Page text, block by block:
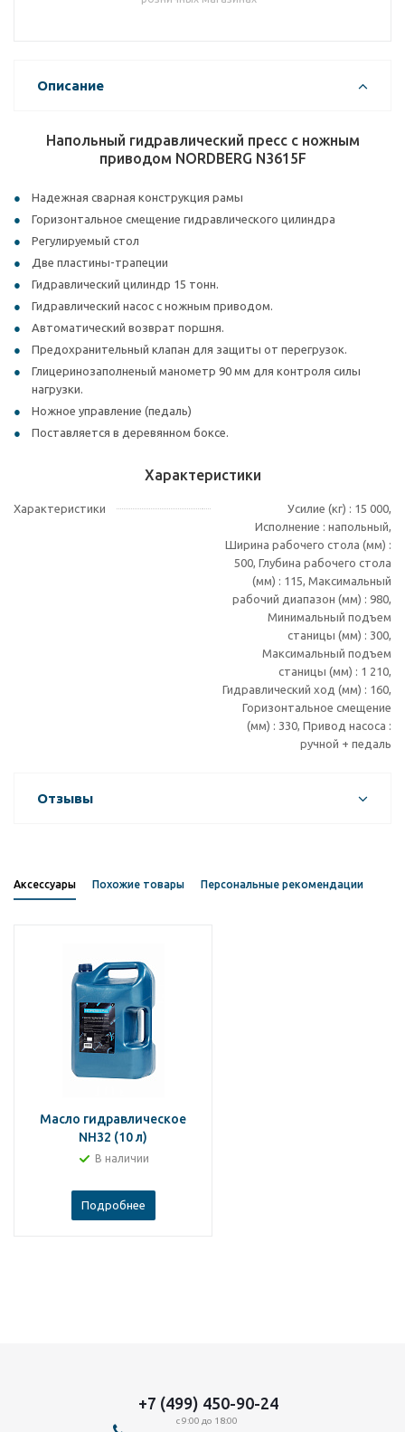
Описание
Напольный гидравлический пресс с ножным
приводом NORDBERG N3615F
Надежная сварная конструкция рамы
Горизонтальное смещение гидравлического цилиндра
Регулируемый стол
Две пластины-трапеции
Гидравлический цилиндр 15 тонн.
Гидравлический насос с ножным приводом.
Автоматический возврат поршня.
Предохранительный клапан для защиты от перегрузок.
Глицеринозаполненый манометр 90 мм для контроля силы
нагрузки.
Ножное управление (педаль)
Поставляется в деревянном боксе.
Характеристики
Характеристики
Усилие (кг) : 15 000,
Исполнение : напольный,
Ширина рабочего стола (мм) :
500, Глубина рабочего стола
(мм) : 115, Максимальный
рабочий диапазон (мм) : 980,
Минимальный подъем
станицы (мм) : 300,
Максимальный подъем
станицы (мм) : 1 210,
Гидравлический ход (мм) : 160,
Горизонтальное смещение
(мм) : 330, Привод насоса :
ручной + педаль
Отзывы
Аксессуары Похожие товары Персональные рекомендации
Масло гидравлическое
NH32 (10 л)
В наличии
Подробнее
+7 (499) 450-90-24
с 9:00 до 18:00